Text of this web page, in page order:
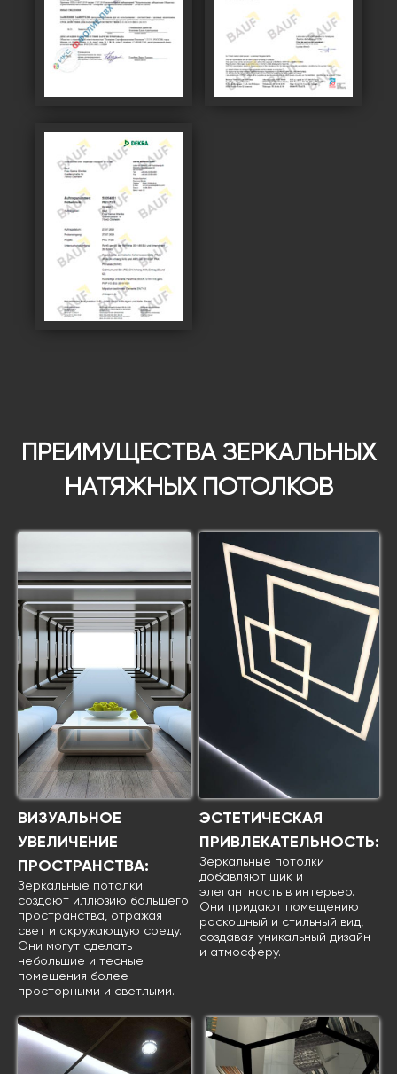
ПРЕИМУЩЕСТВА ЗЕРКАЛЬНЫХ
НАТЯЖНЫХ ПОТОЛКОВ
ВИЗУАЛЬНОЕ
УВЕЛИЧЕНИЕ
ПРОСТРАНСТВА:
Зеркальные потолки
создают иллюзию большего
пространства, отражая
свет и окружающую среду.
Они могут сделать
небольшие и тесные
помещения более
просторными и светлыми.
ЭСТЕТИЧЕСКАЯ
ПРИВЛЕКАТЕЛЬНОСТЬ:
Зеркальные потолки
добавляют шик и
элегантность в интерьер.
Они придают помещению
роскошный и стильный вид,
создавая уникальный дизайн
и атмосферу.